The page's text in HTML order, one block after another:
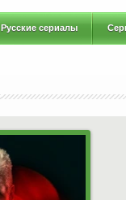
Русские сериалы